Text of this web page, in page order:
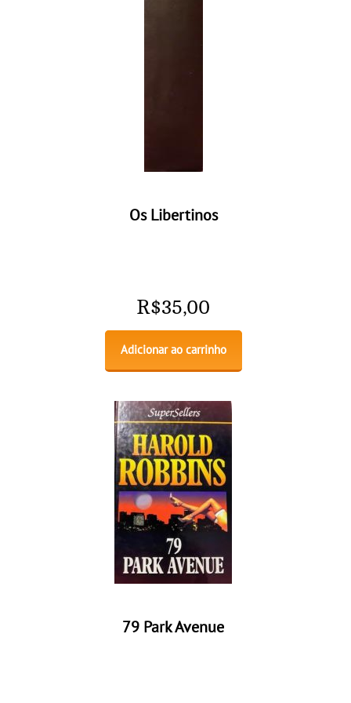
Os Libertinos
R$35,00
Adicionar ao carrinho
79 Park Avenue